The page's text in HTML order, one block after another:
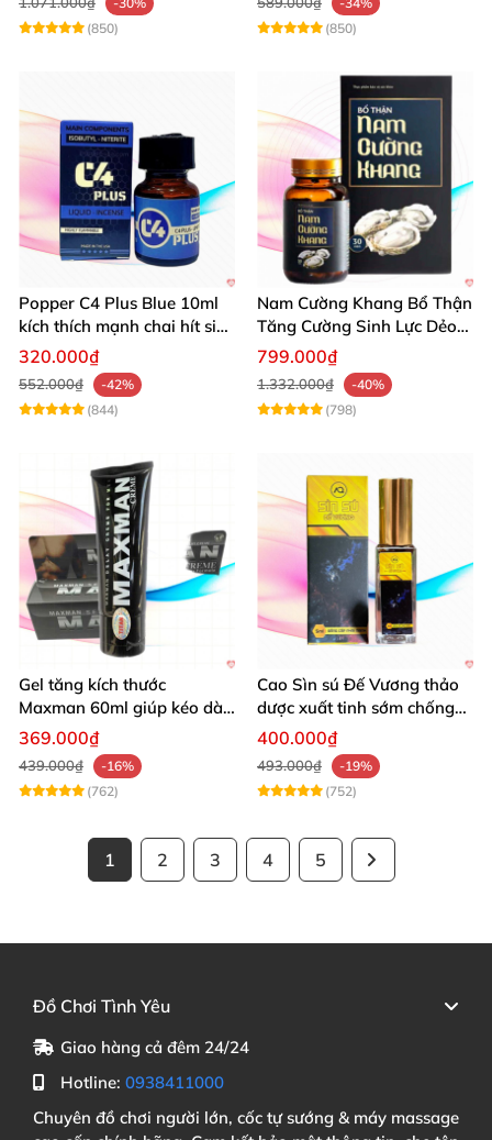
(850)
(850)
Popper C4 Plus Blue 10ml
kích thích mạnh chai hít siêu
đỉnh
320.000₫
552.000₫
-42%
(844)
Nam Cường Khang Bổ Thận
Tăng Cường Sinh Lực Dẻo
Dai Mạnh Mẽ
799.000₫
1.332.000₫
-40%
(798)
Gel tăng kích thước
Maxman 60ml giúp kéo dài
thời gian quan hệ hiệu quả
369.000₫
439.000₫
-16%
(762)
Cao Sìn sú Đế Vương thảo
dược xuất tinh sớm chống
hiệu quả nhất
400.000₫
493.000₫
-19%
(752)
1 2 3 4 5
Đồ Chơi Tình Yêu
Giao hàng cả đêm 24/24
Hotline: 0938411000
Chuyên đồ chơi người lớn, cốc tự sướng & máy massage